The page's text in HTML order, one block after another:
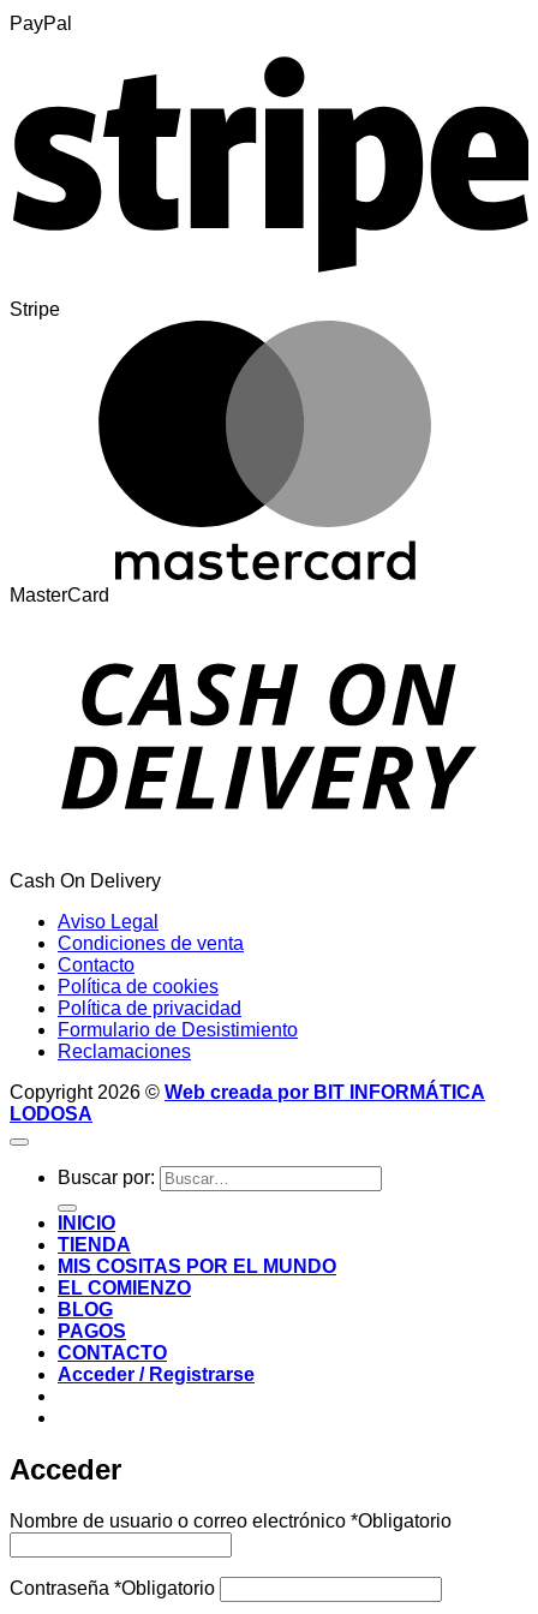
PayPal
Stripe
MasterCard
Cash On Delivery
Aviso Legal
Condiciones de venta
Contacto
Política de cookies
Política de privacidad
Formulario de Desistimiento
Reclamaciones
Copyright 2026 © Web creada por BIT INFORMÁTICA
LODOSA
Buscar por:
INICIO
TIENDA
MIS COSITAS POR EL MUNDO
EL COMIENZO
BLOG
PAGOS
CONTACTO
Acceder / Registrarse
Acceder
Nombre de usuario o correo electrónico *Obligatorio
Contraseña *Obligatorio